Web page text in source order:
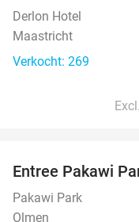
Derlon Hotel
Maastricht
Verkocht: 269
Entree Pakawi
Pakawi Park
Olmen